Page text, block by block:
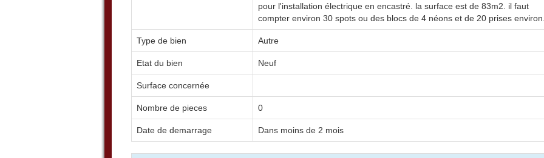
pour l'installation électrique en encastré. la surface est de 83m2. il faut
compter environ 30 spots ou des blocs de 4 néons et de 20 prises
Type de bien Autre
Etat du bien Neuf
Surface concernée
Nombre de pieces 0
Date de demarrage Dans moins de 2 mois